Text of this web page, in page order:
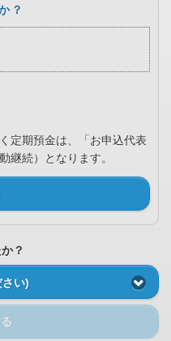
？
定期預金は、「お申込代表
継続）となります。
？
い)